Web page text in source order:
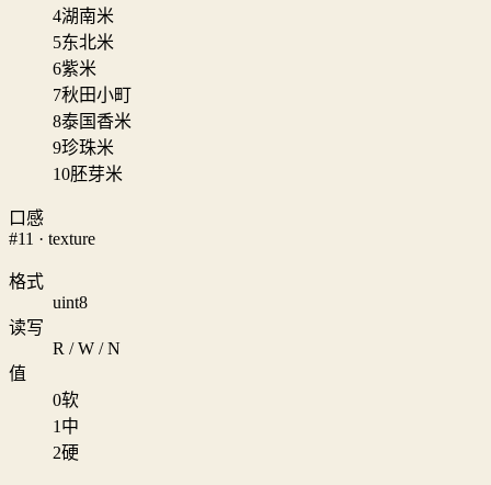
4湖南米
5东北米
6紫米
7秋田小町
8泰国香米
9珍珠米
10胚芽米
口感
#11 · texture
格式
uint8
读写
R / W / N
值
0软
1 中
2硬